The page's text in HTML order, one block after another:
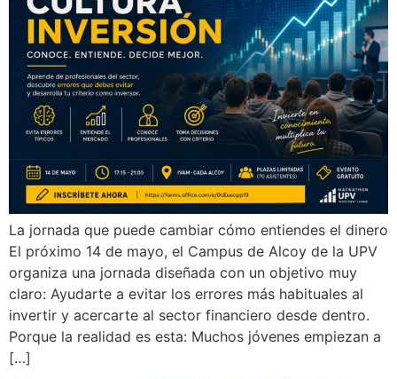
La jornada que puede cambiar cómo entiendes el dinero
El próximo 14 de mayo, el Campus de Alcoy de la UPV
organiza una jornada diseñada con un objetivo muy
claro: Ayudarte a evitar los errores más habituales al
invertir y acercarte al sector financiero desde dentro.
Porque la realidad es esta: Muchos jóvenes empiezan a
[…]